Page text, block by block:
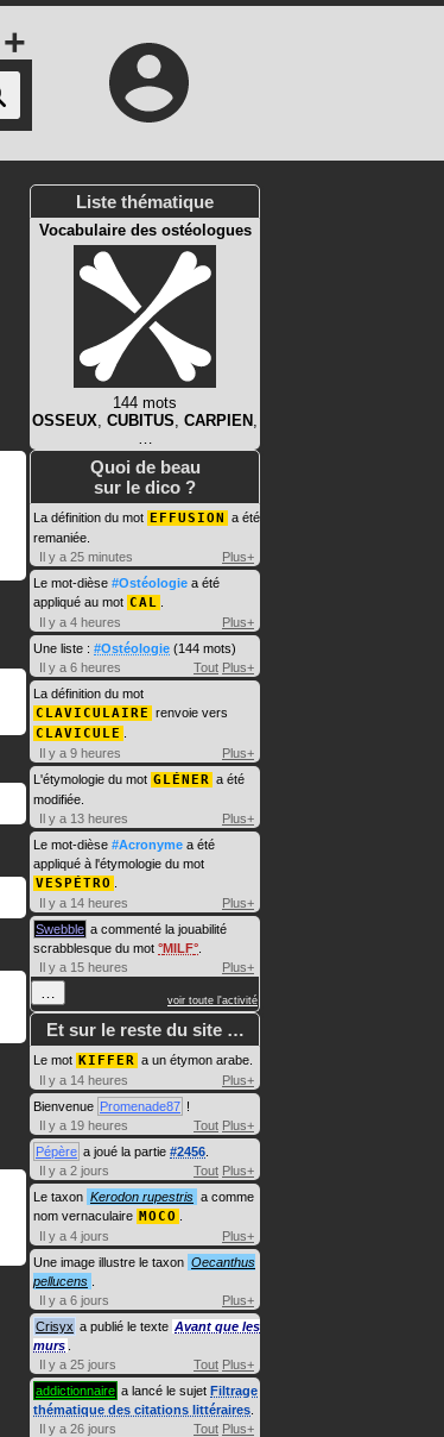
+
Liste thématique
Vocabulaire des ostéologues
144 mots
OSSEUX, CUBITUS, CARPIEN ,
…
Quoi de beau
sur le dico ?
La définition du mot EFFUSION a été
remaniée.
Il y a 25 minutes
Plus+
Le mot-dièse #Ostéologie a été
appliqué au mot CAL
Il y a 4 heures
Plus+
Une liste : #Ostéologie (144 mots)
Il y a 6 heures
Tout Plus+
La définition du mot
CLAVICULAIRE renvoie vers
CLAVICULE
Il y a 9 heures
Plus+
L'étymologie du mot GLÉNER a été
modifiée.
Il y a 13 heures
Plus+
Le mot-dièse #Acronyme a été
appliqué à l'étymologie du mot
VESPÉTRO
Il y a 14 heures
Plus+
Swebble a commenté la jouabilité
scrabblesque du mot MILF
Il y a 15 heures
Plus+
… voir toute l'activité
Et sur le reste du site …
Le mot KIFFER a un étymon arabe.
Il y a 14 heures
Plus+
Bienvenue Promenade87 !
Il y a 19 heures
Tout Plus+
Pépère a joué la partie #2456
Il y a 2 jours
Tout Plus+
Le taxon Kerodon rupestris a comme
nom vernaculaire MOCO
Il y a 4 jours
Plus+
Une image illustre le taxon Oecanthus
pellucens
Il y a 6 jours
Plus+
Crisyx a publié le texte Avant que les
murs
Il y a 25 jours
Tout Plus+
addictionnaire a lancé le sujet Filtrage
thématique des citations littéraires
Il y a 26 jours
Tout Plus+